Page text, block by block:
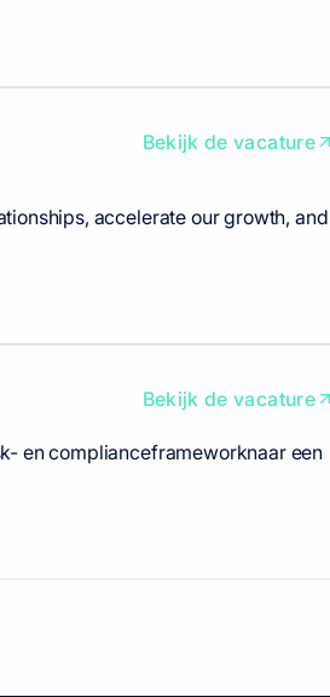
Bekijk de vacature
accelerate our growth, and
Bekijk de vacature
en complianceframeworknaar een